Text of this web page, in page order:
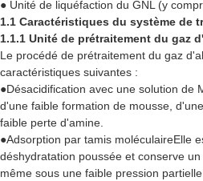
● Unité de liquéfaction du GNL (y
1.1 Caractéristiques du système de
1.1.1 Unité de prétraitement du gaz
Le procédé de prétraitement du gaz
caractéristiques suivantes :
●Désacidification avec une solution de
d'une faible formation de mousse,
faible perte d'amine.
●Adsorption par tamis moléculaireElle
déshydratation poussée et conserve
même sous une faible pression